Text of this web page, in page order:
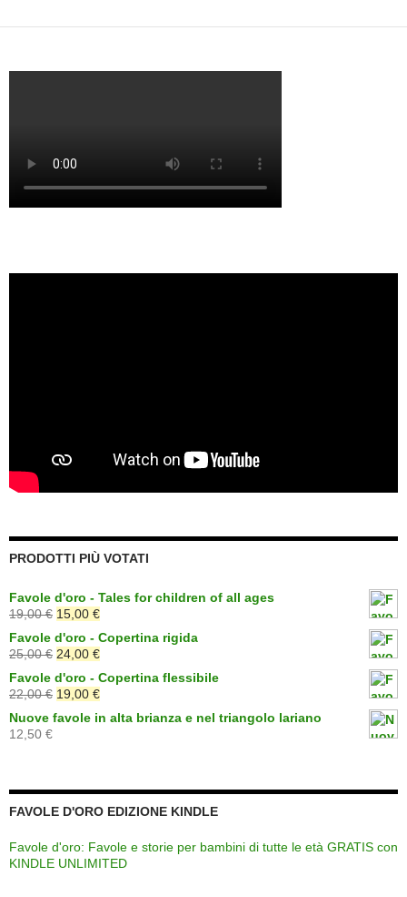
PRODOTTI PIÙ VOTATI
Favole d'oro - Tales for children of all ages
19,00€ Il
prezzo
originale
era:
19,00 €.
15,00 €Il
prezzo
attuale
è:
15,00 €.
Favole d'oro - Copertina rigida
25,00€ Il
prezzo
originale
era:
25,00 €.
24,00 €Il
prezzo
attuale
è:
24,00 €.
Favole d'oro - Copertina flessibile
22,00€ Il
prezzo
originale
19,00 €Il
prezzo
attuale
Nuove favole in alta brianza e nel triangolo lariano
12,50 €
FAVOLE D'ORO EDIZIONE KINDLE
Favole d'oro: Favole e storie per bambini di tutte le età GRATIS con
KINDLE UNLIMITED